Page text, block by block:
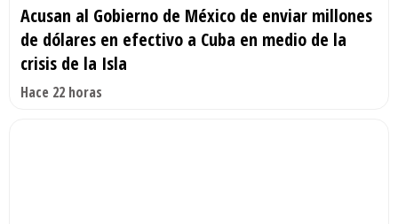
Acusan al Gobierno de México de enviar millones
de dólares en efectivo a Cuba en medio de la
crisis de la Isla
Hace 22 horas